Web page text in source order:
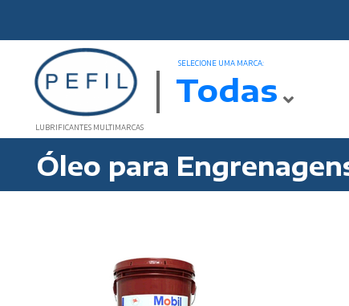
LUBRIFICANTES MULTIMARCAS
SELECIONE UMA MARCA:
Todas
Óleo para